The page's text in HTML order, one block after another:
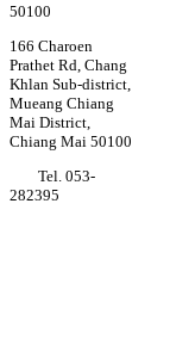
50100
166 Charoen
Prathet Rd, Chang
Khlan Sub-district,
Mueang Chiang
Mai District,
Chiang Mai 50100
Tel. 053-
282395